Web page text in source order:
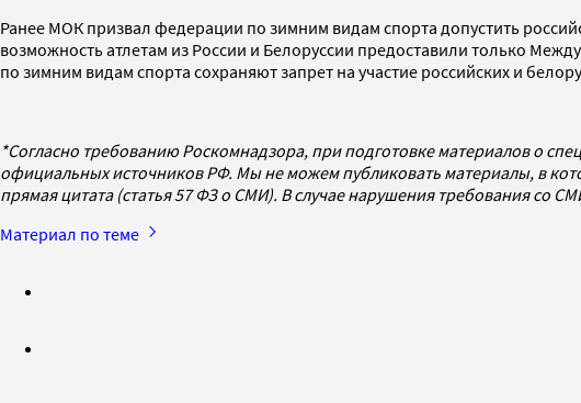
Ранее МОК призвал федерации по зимним видам спорта допустить
возможность атлетам из России и Белоруссии предоставили только
по зимним видам спорта сохраняют запрет на участие российских и
*Согласно требованию Роскомнадзора, при подготовке материалов о
официальных источников РФ. Мы не можем публиковать материалы, в
прямая цитата (статья 57 ФЗ о СМИ). В случае нарушения требования со
Материал по теме